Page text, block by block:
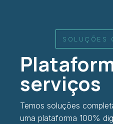
SOLUÇÕES
serviços
Temos soluções
uma plataforma 100%